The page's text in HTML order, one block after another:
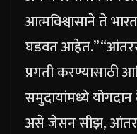
आत्मविश्वासाने ते
घडवत आहेत.”
प्रगती करण्यासाठी
समुदायांमध्ये
असे जेसन सीझ,